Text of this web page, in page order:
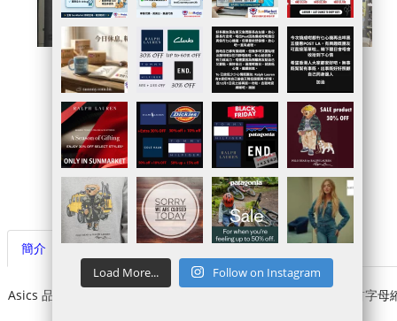
官網連結
Sale貨品
代購落單連結
代運賬戶申請
簡介 代購代運注意事項
Asics 品牌名來自拉丁語格言“anima sana in corpore sano”的首字母
Load More... Follow on Instagram